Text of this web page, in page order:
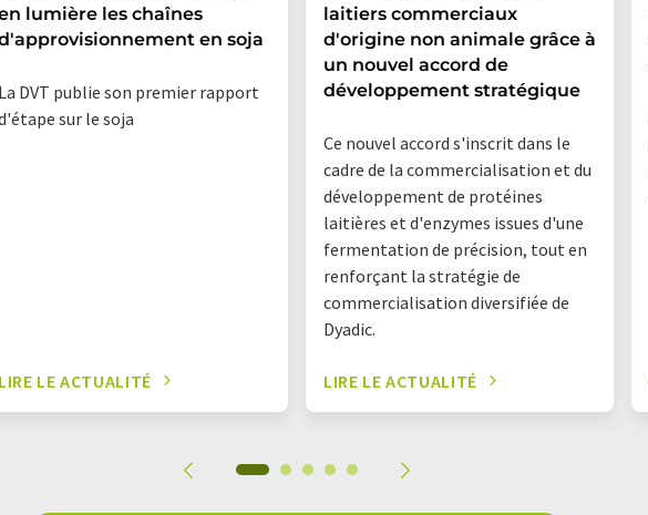
lumière les chaînes
en soja
La DVT publie son premier rapport
sur le soja
LIRE LE ACTUALITÉ
laitiers commerciaux
d'origine non animale grâce à
un nouvel accord de
développement stratégique
Ce nouvel accord s'inscrit dans le
cadre de la commercialisation et du
développement de protéines
laitières et d'enzymes issues d'une
fermentation de précision, tout en
renforçant la stratégie de
commercialisation diversifiée de
Dyadic.
LIRE LE ACTUALITÉ